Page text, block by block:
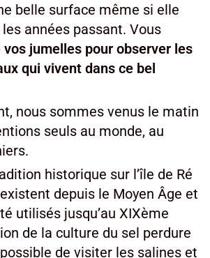
belle surface même si elle
années passant. Vous
vos jumelles pour observer les
qui vivent dans ce bel
nous sommes venus le matin
seuls au monde, au
historique sur l’île de Ré
depuis le Moyen Âge et
utilisés jusqu’au XIXème
de la culture du sel perdure
de visiter les salines et